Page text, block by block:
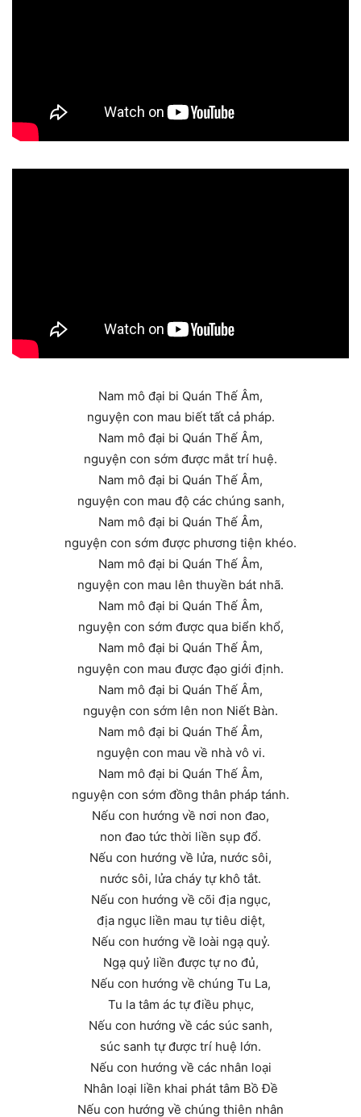
Nam mô đại bi Quán Thế Âm,
nguyện con mau biết tất cả pháp.
Nam mô đại bi Quán Thế Âm,
nguyện con sớm được mắt trí huệ.
Nam mô đại bi Quán Thế Âm,
nguyện con mau độ các chúng sanh,
Nam mô đại bi Quán Thế Âm,
nguyện con sớm được phương tiện khéo.
Nam mô đại bi Quán Thế Âm,
nguyện con mau lên thuyền bát nhã.
Nam mô đại bi Quán Thế Âm,
nguyện con sớm được qua biển khổ,
Nam mô đại bi Quán Thế Âm,
nguyện con mau được đạo giới định.
Nam mô đại bi Quán Thế Âm,
nguyện con sớm lên non Niết Bàn.
Nam mô đại bi Quán Thế Âm,
nguyện con mau về nhà vô vi.
Nam mô đại bi Quán Thế Âm,
nguyện con sớm đồng thân pháp tánh.
Nếu con hướng về nơi non đao,
non đao tức thời liền sụp đổ.
Nếu con hướng về lửa, nước sôi,
nước sôi, lửa cháy tự khô tắt.
Nếu con hướng về cõi địa ngục,
địa ngục liền mau tự tiêu diệt,
Nếu con hướng về loài ngạ quỷ.
Ngạ quỷ liền được tự no đủ,
Nếu con hướng về chúng Tu La,
Tu la tâm ác tự điều phục,
Nếu con hướng về các súc sanh,
súc sanh tự được trí huệ lớn.
Nếu con hướng về các nhân loại
Nhân loại liền khai phát tâm Bồ Đề
Nếu con hướng về chúng thiên nhân